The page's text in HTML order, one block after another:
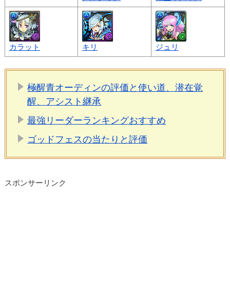
カラット キリ ジュリ
極醒青オーディンの評価と使い道、潜在覚
醒、アシスト継承
最強リーダーランキングおすすめ
ゴッドフェスの当たりと評価
スポンサーリンク